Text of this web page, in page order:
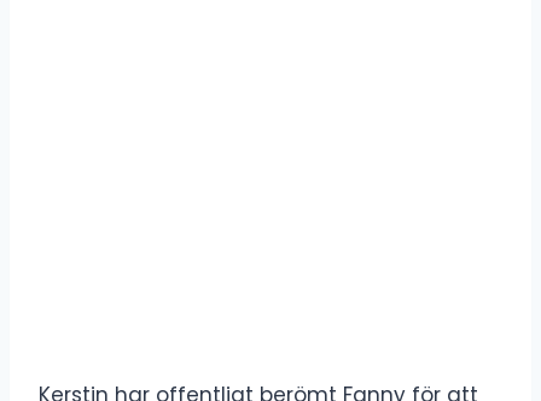
Kerstin har offentligt berömt Fanny för att